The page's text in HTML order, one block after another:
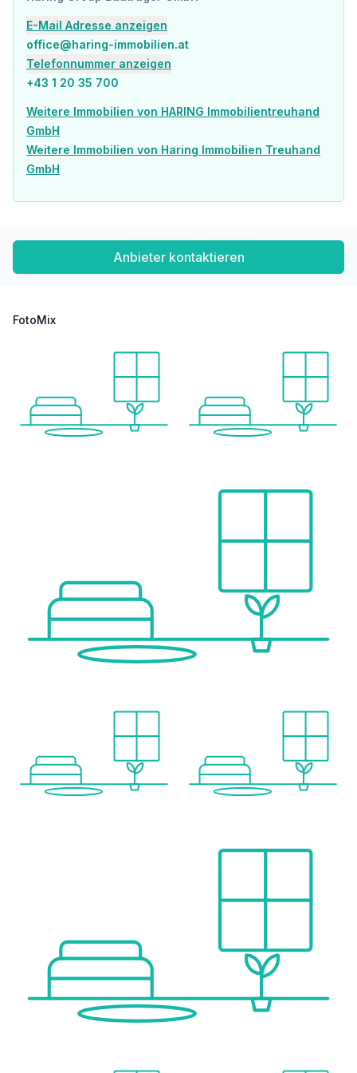
Polizei <1.025m
Verkehr
Bus <75m
Straßenbahn <2.525m
Bahnhof <625m
Autobahnanschluss <1.425m
Angaben Entfernung Luftlinie / Quelle: OpenStreetMap
E-Mail Adresse anzeigen
office@haring-immobilien.at
Telefonnummer anzeigen
+43 1 20 35 700
Weitere Immobilien von HARING Immobilientreuhand
GmbH
Weitere Immobilien von Haring Immobilien Treuhand
GmbH
Anbieter kontaktieren
FotoMix